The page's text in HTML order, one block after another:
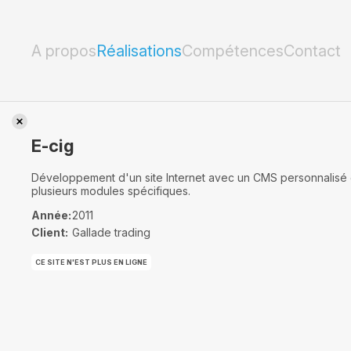
A proposRéalisationsCompétencesContact
E-cig
Développement d'un site Internet avec un CMS personnalisé
plusieurs modules spécifiques.
Année:2011
Client: Gallade trading
CE SITE N'EST PLUS EN LIGNE